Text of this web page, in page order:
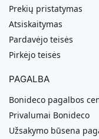
Prekių pristatymas
Atsiskaitymas
Pardavėjo teisės
Pirkėjo teisės
PAGALBA
Bonideco pagalbos
Privalumai Bonideco
Užsakymo būsena